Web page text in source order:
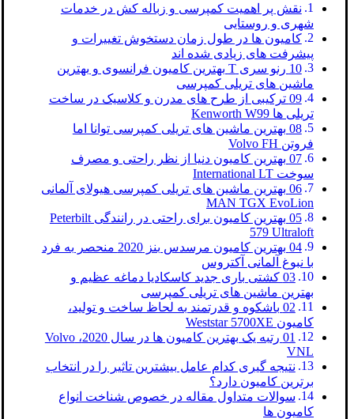
نقش پر اهمیت کمپرسی و زباله کش در خدمات
شهری و روستایی
کامیون ها در طول زمان دستخوش تغییرات و
پیشرفت های زیادی شده اند
10 رنو سری T بهترین کامیون فرانسوی و بهترین
ماشین های تریلی کمپرسی
09 ترکیبی از طرح های مدرن و کلاسیک در ساخت
تریلی ها Kenworth W99
08 بهترین ماشین های تریلی کمپرسی توانا اما
فروتن Volvo FH
07 بهترین کامیون دنیا از نظر راحتی و مصرف
سوخت International LT
06 بهترین ماشین های تریلی کمپرسی هیولای آلمانی
MAN TGX EvoLion
05 بهترین کامیون برای راحتی در رانندگی Peterbilt
579 Ultraloft
04 بهترین کامیون مرسدس بنز 2020 منحصر به فرد
با نبوغ آلمانی آکتروس
03 کشتی باری جدید کاسکادیا دماغه عظیم و
بهترین ماشین های تریلی کمپرسی
02 باشکوه و قدرتمند به لحاظ ساخت و تولید،
کامیون Weststar 5700XE
01 رتبه یک بهترین کامیون ها در سال 2020، Volvo
VNL
نتیجه گیری کدام عامل بیشترین تاثیر را در انتخاب
برترین کامیون دارد؟
سوالات متداول مقاله در خصوص شناخت انواع
کامیون ها